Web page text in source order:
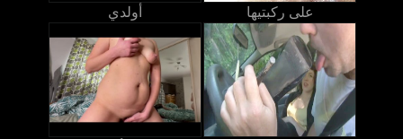
أولدي على ركبتيها